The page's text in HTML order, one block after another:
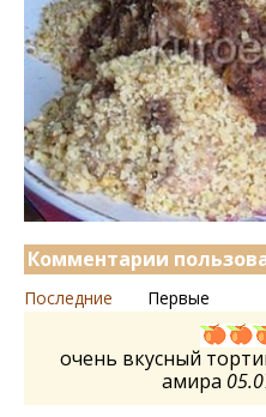
Комментарии
Последние Первые
очень вкусный
амира